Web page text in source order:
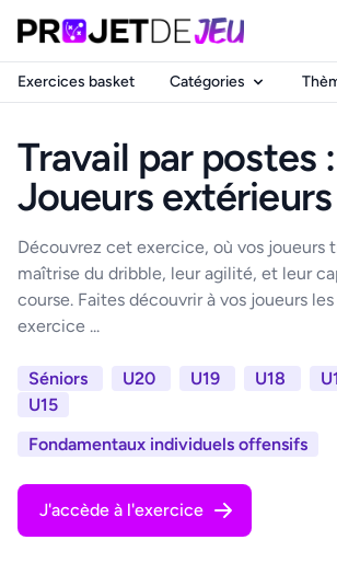
Exercices basket Catégories
Travail par postes :
Joueurs extérieurs
Découvrez cet exercice, où vos joueurs
maîtrise du dribble, leur agilité, et leur
course. Faites découvrir à vos joueurs
exercice ...
Séniors U20 U19 U18
U15
Fondamentaux individuels offensifs
J'accède à l'exercice